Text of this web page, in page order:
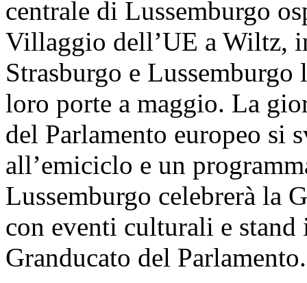
centrale di Lussemburgo
Villaggio dell’UE a Wiltz,
Strasburgo e
loro porte a maggio. La
del Parlamento europeo si
all’emiciclo e un
Lussemburgo celebrerà la
con eventi culturali e
Granducato del Parlamento.